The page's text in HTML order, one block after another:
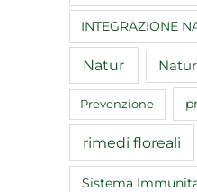
INTEGRAZIONE
Natur
Prevenzione
rimedi floreali
Sistema